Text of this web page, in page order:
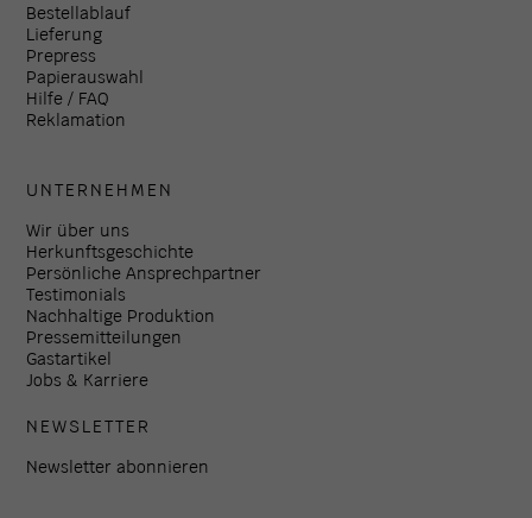
Bestellablauf
Lieferung
Prepress
Papierauswahl
Hilfe / FAQ
Reklamation
UNTERNEHMEN
Wir über uns
Herkunftsgeschichte
Persönliche Ansprechpartner
Testimonials
Nachhaltige Produktion
Pressemitteilungen
Gastartikel
Jobs & Karriere
NEWSLETTER
Newsletter abonnieren